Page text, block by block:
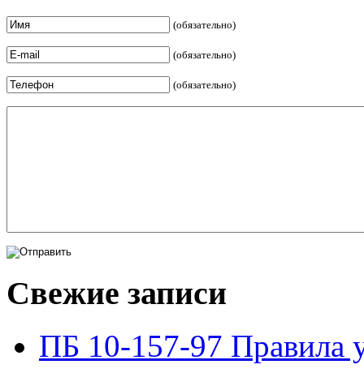
(обязательно)
(обязательно)
(обязательно)
Свежие записи
ПБ 10-157-97 Правила